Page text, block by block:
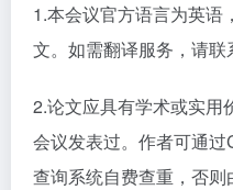
1.本会议官方语言为英语
文。如需翻译服务，请联
2.论文应具有学术或实用
会议发表过。作者可通
查询系统自费查重，否